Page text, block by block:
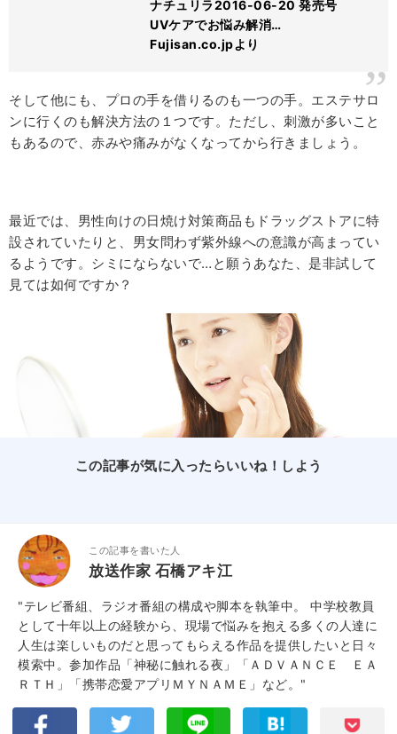
ナチュリラ2016-06-20 発売号
UVケアでお悩み解消…
Fujisan.co.jpより
そして他にも、プロの手を借りるのも一つの手。エステサロ
ンに行くのも解決方法の１つです。ただし、刺激が多いこと
もあるので、赤みや痛みがなくなってから行きましょう。
最近では、男性向けの日焼け対策商品もドラッグストアに特
設されていたりと、男女問わず紫外線への意識が高まってい
るようです。シミにならないで…と願うあなた、是非試して
見ては如何ですか？
この記事が気に入ったらいいね！しよう
この記事を書いた人
放送作家 石橋アキ江
"テレビ番組、ラジオ番組の構成や脚本を執筆中。 中学校教員
として十年以上の経験から、現場で悩みを抱える多くの人達に
人生は楽しいものだと思ってもらえる作品を提供したいと日々
模索中。参加作品「神秘に触れる夜」「ＡＤＶＡＮＣＥ ＥＡ
ＲＴＨ」「携帯恋愛アプリＭＹＮＡＭＥ」など。"